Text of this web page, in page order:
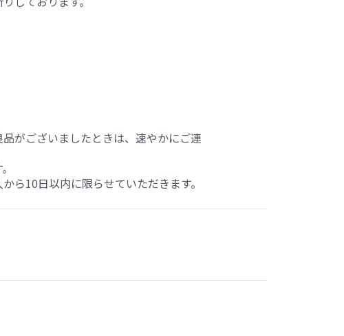
がございましたときは、速やかにご連
ら10日以内に限らせていただきます。